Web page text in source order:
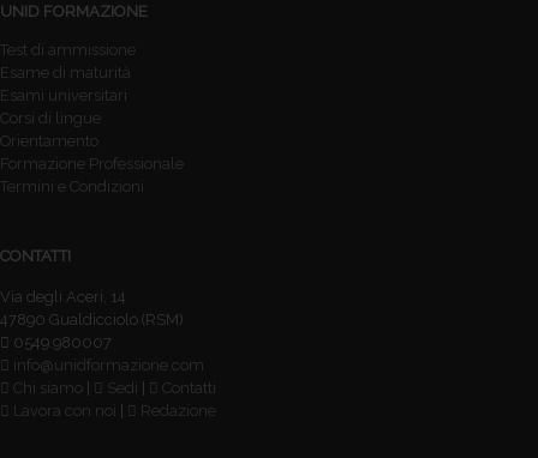
UNID FORMAZIONE
Test di ammissione
Esame di maturità
Esami universitari
Corsi di lingue
Orientamento
Formazione Professionale
Termini e Condizioni
CONTATTI
Via degli Aceri, 14
47890 Gualdicciolo (RSM)
0549.980007
info@unidformazione.com
Chi siamo | Sedi |
Contatti
Lavora con noi | Redazione